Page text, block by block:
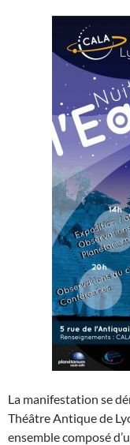
La manifestation se
Théâtre Antique de
ensemble composé